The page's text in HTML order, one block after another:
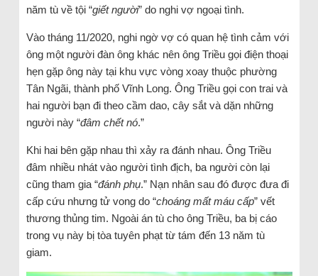
năm tù về tội “giết người” do nghi vợ ngoại tình.
Vào tháng 11/2020, nghi ngờ vợ có quan hệ tình cảm với
ông một người đàn ông khác nên ông Triều gọi điện thoại
hẹn gặp ông này tại khu vực vòng xoay thuộc phường
Tân Ngãi, thành phố Vĩnh Long. Ông Triều gọi con trai và
hai người bạn đi theo cầm dao, cây sắt và dặn những
người này “đâm chết nó.”
Khi hai bên gặp nhau thì xảy ra đánh nhau. Ông Triều
đâm nhiều nhát vào người tình địch, ba người còn lại
cũng tham gia “đánh phụ.” Nạn nhân sau đó được đưa đi
cấp cứu nhưng tử vong do “choáng mất máu cấp” vết
thương thủng tim. Ngoài án tù cho ông Triều, ba bị cáo
trong vụ này bị tòa tuyên phạt từ tám đến 13 năm tù
giam.